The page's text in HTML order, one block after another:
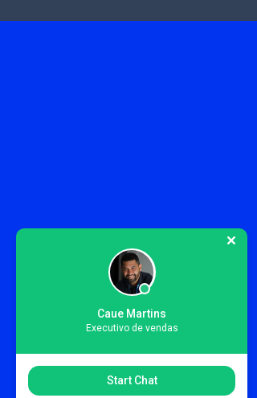
Caue Martins
Executivo de vendas
Start Chat